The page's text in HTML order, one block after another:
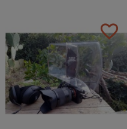
favorite_border